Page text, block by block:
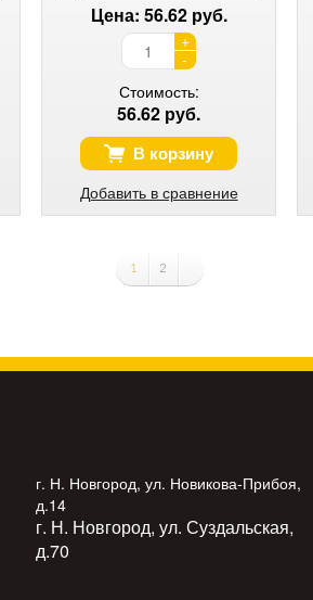
Цена: 56.62 руб.
+
-
Стоимость:
56.62 руб.
В корзину
Добавить в сравнение
1 2
г. Н. Новгород, ул. Новикова-Прибоя,
д.14
г. Н. Новгород, ул. Суздальская,
д.70